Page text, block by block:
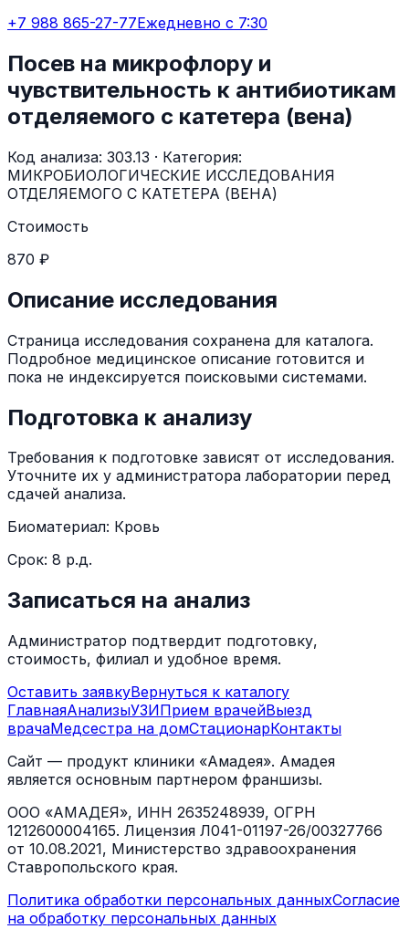
+7 988 865-27-77Ежедневно с 7:30
Посев на микрофлору и
чувствительность к антибиотикам
отделяемого с катетера (вена)
Код анализа: 303.13 · Категория:
МИКРОБИОЛОГИЧЕСКИЕ ИССЛЕДОВАНИЯ
ОТДЕЛЯЕМОГО С КАТЕТЕРА (ВЕНА)
Стоимость
870 ₽
Описание исследования
Страница исследования сохранена для каталога.
Подробное медицинское описание готовится и
пока не индексируется поисковыми системами.
Подготовка к анализу
Требования к подготовке зависят от исследования.
Уточните их у администратора лаборатории перед
сдачей анализа.
Биоматериал: Кровь
Срок: 8 р.д.
Записаться на анализ
Администратор подтвердит подготовку,
стоимость, филиал и удобное время.
Оставить заявкуВернуться к каталогу
ГлавнаяАнализыУЗИПрием врачейВыезд
врачаМедсестра на домСтационарКонтакты
Сайт — продукт клиники «Амадея». Амадея
является основным партнером франшизы.
ООО «АМАДЕЯ», ИНН 2635248939, ОГРН
1212600004165. Лицензия Л041-01197-26/00327766
от 10.08.2021, Министерство здравоохранения
Ставропольского края.
Политика обработки персональных данныхСогласие
на обработку персональных данных